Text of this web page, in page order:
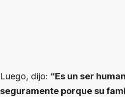
Luego, dijo: “Es un ser
seguramente porque su